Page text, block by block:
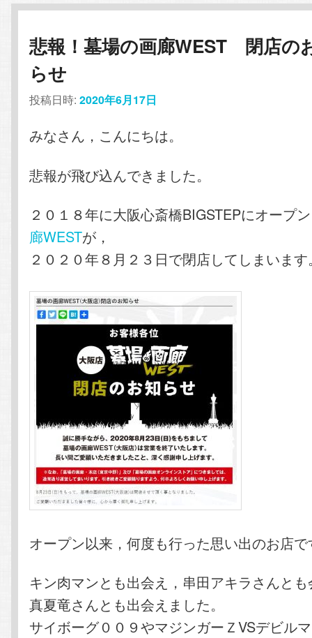
悲報！墓場の画廊WEST 閉店の
らせ
投稿日時:2020年6月17日
みなさん，こんにちは。
悲報が飛び込んできました。
２０１８年に大阪心斎橋BIGSTEPにオープ
廊WESTが，
２０２０年８月２３日で閉店してしまいます
オープン以来，何度も行った思い出のお店
キン肉マンとも出会え，串田アキラさんと
真夏竜さんとも出会えました。
サイボーグ００９やマジンガーＺVSデビル